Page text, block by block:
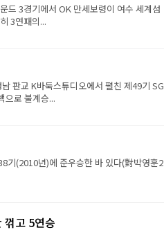
드 3경기에서 OK 만세보령이 여수 세계섬
3연패의...
판교 K바둑스튜디오에서 펼친 제49기 SG
으로 불계승...
기(2010년)에 준우승한 바 있다(對박영훈2
고 5연승